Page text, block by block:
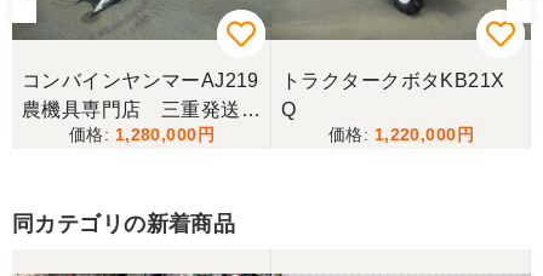
コンバインヤンマーAJ219
農機具専門店 三重発送整
備済み
1,280,000
トラクタークボタKB21X
Q
1,220,000
同カテゴリの新着商品